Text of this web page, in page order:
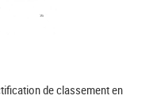
de classement en